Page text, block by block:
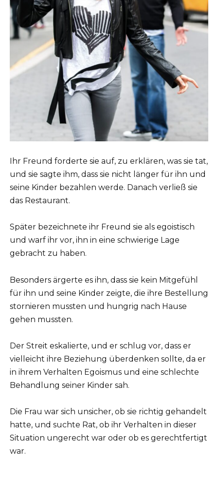
Ihr Freund forderte sie auf, zu erklären, was sie tat,
und sie sagte ihm, dass sie nicht länger für ihn und
seine Kinder bezahlen werde. Danach verließ sie
das Restaurant.
Später bezeichnete ihr Freund sie als egoistisch
und warf ihr vor, ihn in eine schwierige Lage
gebracht zu haben.
Besonders ärgerte es ihn, dass sie kein Mitgefühl
für ihn und seine Kinder zeigte, die ihre Bestellung
stornieren mussten und hungrig nach Hause
gehen mussten.
Der Streit eskalierte, und er schlug vor, dass er
vielleicht ihre Beziehung überdenken sollte, da er
in ihrem Verhalten Egoismus und eine schlechte
Behandlung seiner Kinder sah.
Die Frau war sich unsicher, ob sie richtig gehandelt
hatte, und suchte Rat, ob ihr Verhalten in dieser
Situation ungerecht war oder ob es gerechtfertigt
war.